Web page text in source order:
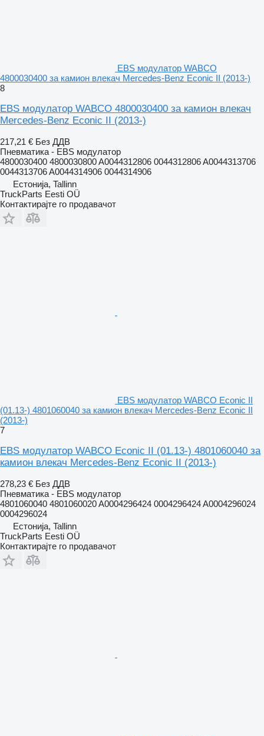
EBS модулатор WABCO
4800030400 за камион влекач Mercedes-Benz Econic II (2013-)
8
EBS модулатор WABCO 4800030400 за камион влекач
Mercedes-Benz Econic II (2013-)
217,21 € Без ДДВ
Пневматика - EBS модулатор
4800030400 4800030800 A0044312806 0044312806 A0044313706
0044313706 A0044314906 0044314906
Естонија, Tallinn
TruckParts Eesti OÜ
Контактирајте го продавачот
EBS модулатор WABCO Econic II
(01.13-) 4801060040 за камион влекач Mercedes-Benz Econic II
(2013-)
7
EBS модулатор WABCO Econic II (01.13-) 4801060040 за
камион влекач Mercedes-Benz Econic II (2013-)
278,23 € Без ДДВ
Пневматика - EBS модулатор
4801060040 4801060020 A0004296424 0004296424 A0004296024
0004296024
Естонија, Tallinn
TruckParts Eesti OÜ
Контактирајте го продавачот